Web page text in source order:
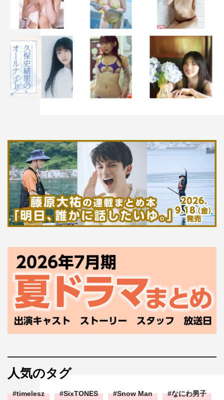
人気のタグ
timelesz SixTONES Snow Man なにわ男子